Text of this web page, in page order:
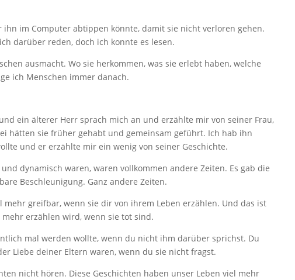
im Computer abtippen könnte, damit sie nicht verloren gehen.
darüber reden, doch ich konnte es lesen.
ausmacht. Wo sie herkommen, was sie erlebt haben, welche
ich Menschen immer danach.
ein älterer Herr sprach mich an und erzählte mir von seiner Frau,
hätten sie früher gehabt und gemeinsam geführt. Ich hab ihn
und er erzählte mir ein wenig von seiner Geschichte.
dynamisch waren, waren vollkommen andere Zeiten. Es gab die
Beschleunigung. Ganz andere Zeiten.
greifbar, wenn sie dir von ihrem Leben erzählen. Und das ist
erzählen wird, wenn sie tot sind.
mal werden wollte, wenn du nicht ihm darüber sprichst. Du
Liebe deiner Eltern waren, wenn du sie nicht fragst.
nicht hören. Diese Geschichten haben unser Leben viel mehr